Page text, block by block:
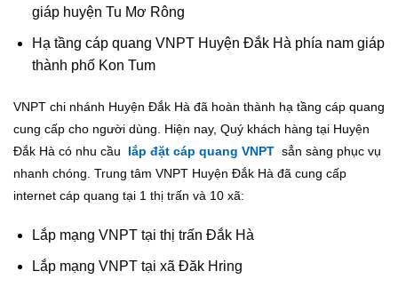
giáp huyện Tu Mơ Rông
Hạ tầng cáp quang VNPT Huyện Đắk Hà phía nam giáp
thành phố Kon Tum
VNPT chi nhánh Huyện Đắk Hà đã hoàn thành hạ tầng cáp quang
cung cấp cho người dùng. Hiện nay, Quý khách hàng tại Huyện
Đắk Hà có nhu cầu
lắp đặt cáp quang VNPT sẳn sàng phục vụ
nhanh chóng. Trung tâm VNPT Huyện Đắk Hà đã cung cấp
internet cáp quang tại 1 thị trấn và 10 xã:
Lắp mạng VNPT tại thị trấn Đắk Hà
Lắp mạng VNPT tại xã Đăk Hring